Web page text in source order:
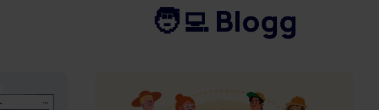
🧑‍💻 Blogg